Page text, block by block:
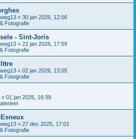
« 30 jan 2026, 12:06
Fotografie
- Sint-Joris
« 22 jan 2026, 17:59
Fotografie
« 02 jan 2026, 13:05
Fotografie
« 01 jan 2026, 16:39
« 27 dec 2025, 17:01
Fotografie